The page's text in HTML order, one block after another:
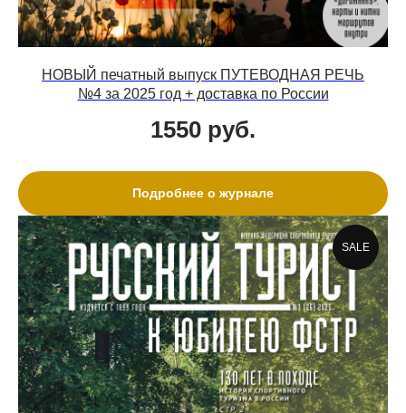
НОВЫЙ печатный выпуск ПУТЕВОДНАЯ РЕЧЬ
№4 за 2025 год + доставка по России
1550 руб.
Подробнее о журнале
SALE